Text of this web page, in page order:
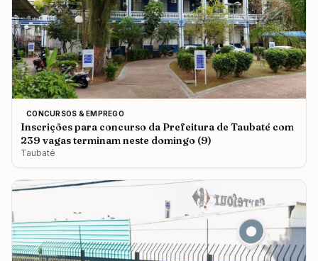
CONCURSOS & EMPREGO
Inscrições para concurso da Prefeitura de Taubaté com
239 vagas terminam neste domingo (9)
Taubaté